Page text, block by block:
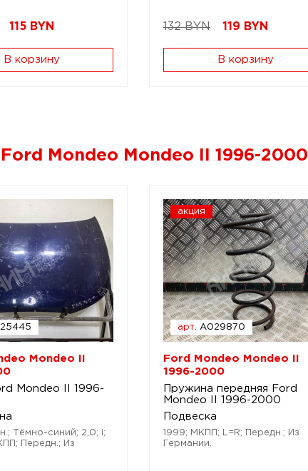
115 BYN
В корзину
132 BYN 119 BYN
В корзину
Ford Mondeo Mondeo II 1996-2000
Mondeo II
Mondeo II 1996-
Тёмно-синий; 2,0; i;
Передн.; Из
акция
арт. A029870
Ford Mondeo Mondeo II
1996-2000
Пружина передняя Ford
Mondeo II 1996-2000
Подвеска
1999; МКПП; L=R; Передн.; Из
Германии.